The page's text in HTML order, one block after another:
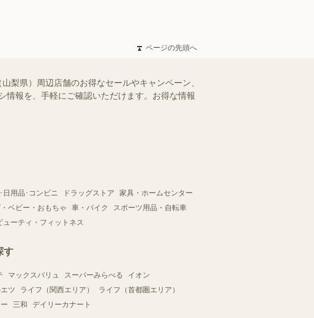
ページの先頭へ
梨県）周辺店舗のお得なセールやキャンペーン、
情報を、手軽にご確認いただけます。お得な情報
日用品･コンビニ ドラッグストア
家具・ホームセンター
ベビー・おもちゃ 車・バイク
スポーツ用品・自転車
ューティ・フィットネス
す
マックスバリュ スーパーみらべる
イオン
ツ ライフ（関西エリア）
ライフ（首都圏エリア）
三和 デイリーカナート